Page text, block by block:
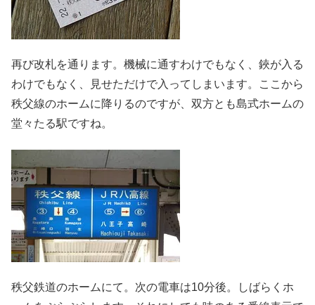
再び改札を通ります。機械に通すわけでもなく、鋏が入る
わけでもなく、見せただけで入ってしまいます。ここから
秩父線のホームに降りるのですが、双方とも島式ホームの
堂々たる駅ですね。
秩父鉄道のホームにて。次の電車は10分後。しばらくホ